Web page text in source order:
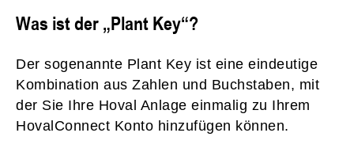
Was ist der „Plant Key“?
Der sogenannte Plant Key ist eine eindeutige
Kombination aus Zahlen und Buchstaben, mit
der Sie Ihre Hoval Anlage einmalig zu Ihrem
HovalConnect Konto hinzufügen können.